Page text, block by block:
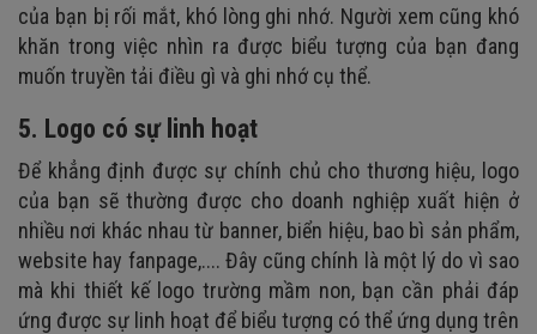
của bạn bị rối mắt, khó lòng ghi nhớ. Người xem cũng khó
khăn trong việc nhìn ra được biểu tượng của bạn đang
muốn truyền tải điều gì và ghi nhớ cụ thể.
5. Logo có sự linh hoạt
Để khẳng định được sự chính chủ cho thương hiệu, logo
của bạn sẽ thường được cho doanh nghiệp xuất hiện ở
nhiều nơi khác nhau từ banner, biển hiệu, bao bì sản phẩm,
website hay fanpage,.... Đây cũng chính là một lý do vì sao
mà khi thiết kế logo trường mầm non, bạn cần phải đáp
ứng được sự linh hoạt để biểu tượng có thể ứng dụng trên